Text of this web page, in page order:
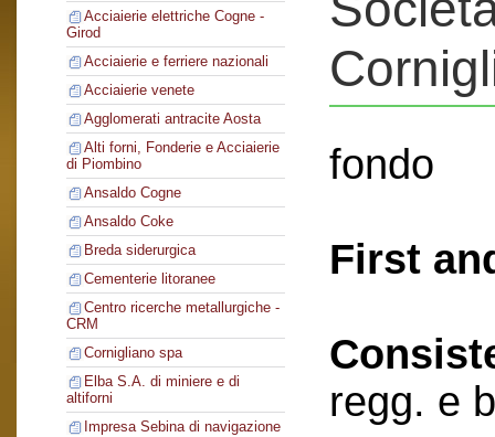
Acciaierie elettriche Cogne -
Girod
Acciaierie e ferriere nazionali
Acciaierie venete
Agglomerati antracite Aosta
Alti forni, Fonderie e Acciaierie
di Piombino
Ansaldo Cogne
Ansaldo Coke
Breda siderurgica
Cementerie litoranee
Centro ricerche metallurgiche -
CRM
Cornigliano spa
Elba S.A. di miniere e di
altiforni
Impresa Sebina di navigazione
fondo
First
regg. e